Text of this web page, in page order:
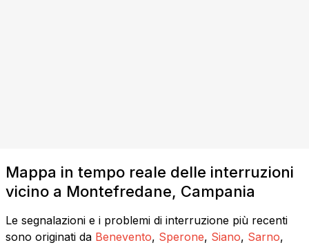
Mappa in tempo reale delle interruzioni
vicino a Montefredane, Campania
Le segnalazioni e i problemi di interruzione più recenti
sono originati da Benevento, Sperone, Siano, Sarno,